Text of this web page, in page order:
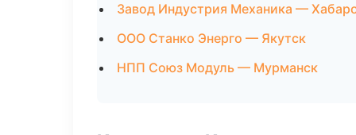
Завод Индустрия Механика —
ООО Станко Энерго — Якутск
НПП Союз Модуль — Мурманск